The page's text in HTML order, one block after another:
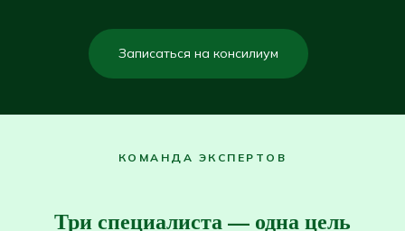
Записаться на консилиум
КОМАНДА ЭКСПЕРТОВ
Три специалиста — одна цель